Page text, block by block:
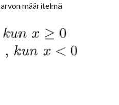
määritelmä